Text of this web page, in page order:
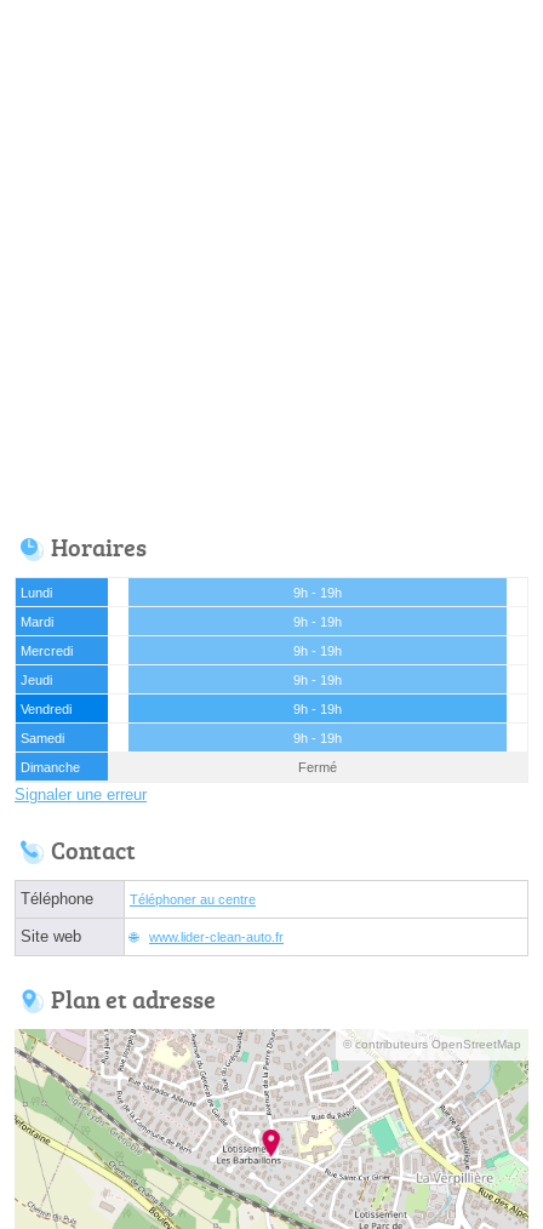
Horaires
Lundi
9h - 19h
Mardi
9h - 19h
Mercredi
9h - 19h
Jeudi
9h - 19h
Vendredi
9h - 19h
Samedi
9h - 19h
Dimanche
Fermé
Signaler une erreur
Contact
Téléphone Téléphoner au centre
Site web www.lider-clean-auto.fr
Plan et adresse
© contributeurs OpenStreetMap